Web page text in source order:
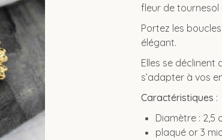
fleur de
Portez les
élégant.
Elles se déclinent
s’adapter à vos
Caractéristiques :
Diamètre : 2,5
plaqué or 3